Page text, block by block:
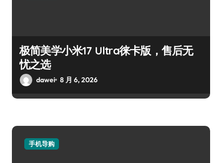
极简美学小米17 Ultra徕卡版，售后无
忧之选
dawei 8 月 6, 2026
手机导购